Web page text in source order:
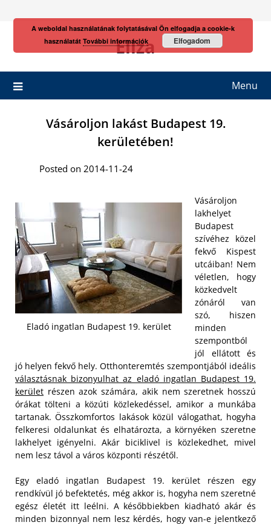
Eliza
Menu
Vásároljon lakást Budapest 19.
kerületében!
Posted on 2014-11-24
Eladó ingatlan Budapest 19. kerület
Vásároljon
lakhelyet
Budapest
szívéhez közel
fekvő Kispest
utcáiban! Nem
véletlen, hogy
közkedvelt
zónáról van
szó, hiszen
minden
szempontból
jól ellátott és
jó helyen fekvő hely. Otthonteremtés szempontjából ideális
választásnak bizonyulhat az eladó ingatlan Budapest 19.
kerület részen azok számára, akik nem szeretnek hosszú
órákat tölteni a közúti közlekedéssel, amikor a munkába
tartanak. Összkomfortos lakások közül válogathat, hogyha
felkeresi oldalunkat és elhatározta, a környéken szeretne
lakhelyet igényelni. Akár biciklivel is közlekedhet, mivel
nem lesz távol a város központi részétől.
Egy eladó ingatlan Budapest 19. kerület részen egy
rendkívül jó befektetés, még akkor is, hogyha nem szeretné
egész életét itt leélni. A későbbiekben kiadható akár és
minden bizonnyal nem lesz kérdés, hogy van-e jelentkező
A weboldal használatának folytatásával Ön elfogadja a cookie-k
használatát További információk Elfogadom